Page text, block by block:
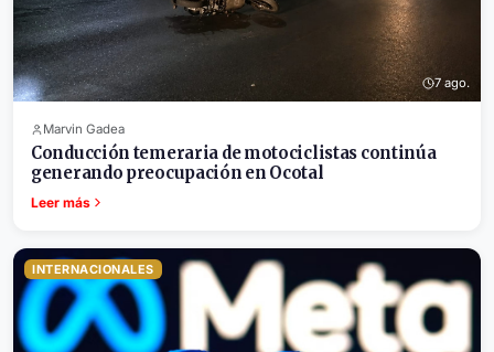
7 ago.
Marvin Gadea
Conducción temeraria de motociclistas continúa
generando preocupación en Ocotal
Leer más
INTERNACIONALES